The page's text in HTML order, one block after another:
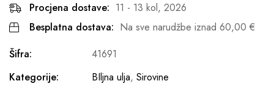
Procjena dostave: 11 - 13 kol, 2026
Besplatna dostava: Na sve narudžbe iznad 60,00 €
Šifra:
41691
Kategorije:
BIljna ulja, Sirovine